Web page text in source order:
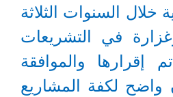
خلال السنوات الثلاثة
في التشريعات
إقرارها والموافقة
واضح لكفة المشاريع